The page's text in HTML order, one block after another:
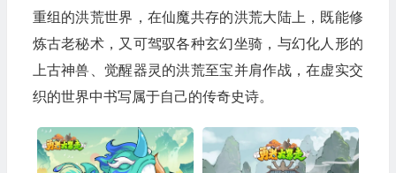
重组的洪荒世界，在仙魔共存的洪荒大陆上，既能修
炼古老秘术，又可驾驭各种玄幻坐骑，与幻化人形的
上古神兽、觉醒器灵的洪荒至宝并肩作战，在虚实交
织的世界中书写属于自己的传奇史诗。